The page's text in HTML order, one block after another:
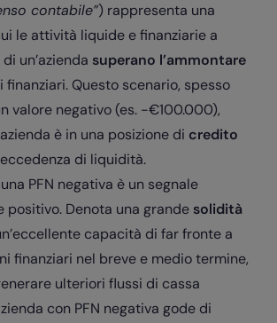
contabile”) rappresenta una
le attività liquide e finanziarie a
un’azienda superano l’ammontare
i finanziari. Questo scenario, spesso
valore negativo (es. -€100.000),
è in una posizione di credito
di liquidità.
PFN negativa è un segnale
positivo. Denota una grande solidità
capacità di far fronte a
finanziari nel breve e medio termine,
ulteriori flussi di cassa
con PFN negativa gode di